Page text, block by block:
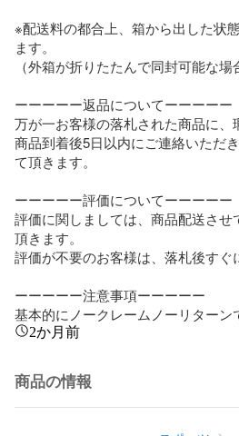
※配送料の都合上、箱から出した状
ます。
（外箱が折りたたんで同封可能な場
ーーーーー返品についてーーーーー
万が一お客様の落札された商品に、
商品到着後5日以内にご連絡いただ
て頂きます。
ーーーーー評価についてーーーーー
評価に関しましては、商品配送させ
頂きます。
評価が不要のお客様は、落札後すぐ
ーーーーー注意事項ーーーーー
基本的にノークレームノーリターン
2か月前
商品の情報